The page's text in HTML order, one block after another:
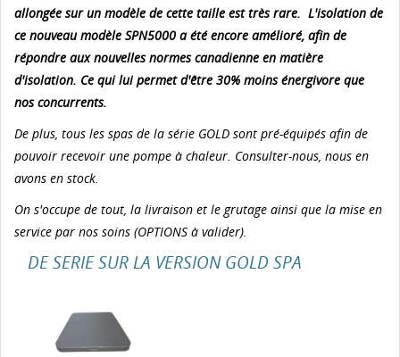
allongée sur un modèle de cette taille est très rare. L'isolation de
ce nouveau modèle SPN5000 a été encore amélioré, afin de
répondre aux nouvelles normes canadienne en matière
d'isolation. Ce qui lui permet d'être 30% moins énergivore que
nos concurrents.
De plus, tous les spas de la série GOLD sont pré-équipés afin de
pouvoir recevoir une pompe à chaleur. Consulter-nous, nous en
avons en stock.
On s'occupe de tout, la livraison et le grutage ainsi que la mise en
service par nos soins (OPTIONS à valider).
DE SERIE SUR LA VERSION GOLD SPA